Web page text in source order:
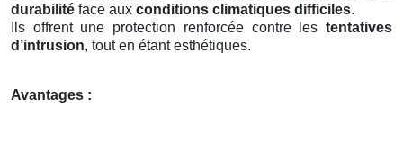
durabilité face aux conditions climatiques difficiles.
Ils offrent une protection renforcée contre les tentatives
d’intrusion, tout en étant esthétiques.
Avantages :